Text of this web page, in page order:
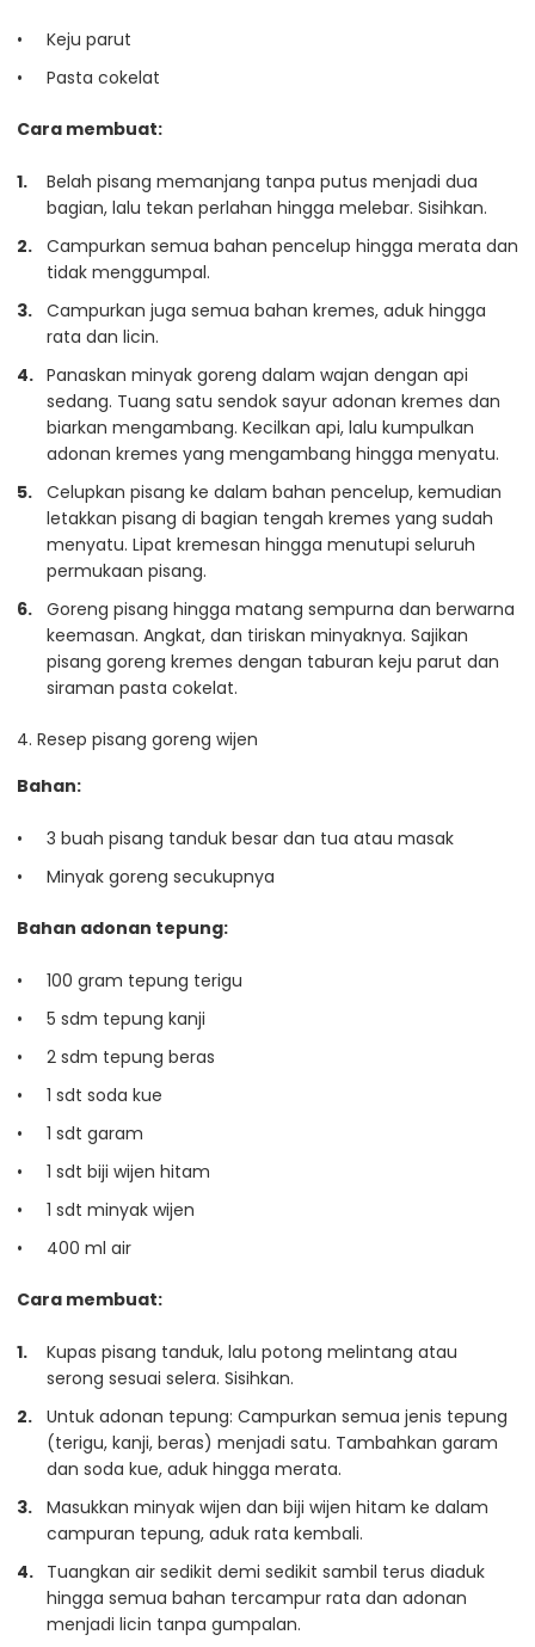
Keju parut
Pasta cokelat
Cara membuat:
Belah pisang memanjang tanpa putus menjadi dua
bagian, lalu tekan perlahan hingga melebar. Sisihkan.
Campurkan semua bahan pencelup hingga merata dan
tidak menggumpal.
Campurkan juga semua bahan kremes, aduk hingga
rata dan licin.
Panaskan minyak goreng dalam wajan dengan api
sedang. Tuang satu sendok sayur adonan kremes dan
biarkan mengambang. Kecilkan api, lalu kumpulkan
adonan kremes yang mengambang hingga menyatu.
Celupkan pisang ke dalam bahan pencelup, kemudian
letakkan pisang di bagian tengah kremes yang sudah
menyatu. Lipat kremesan hingga menutupi seluruh
permukaan pisang.
Goreng pisang hingga matang sempurna dan berwarna
keemasan. Angkat, dan tiriskan minyaknya. Sajikan
pisang goreng kremes dengan taburan keju parut dan
siraman pasta cokelat.
4. Resep pisang goreng wijen
Bahan:
3 buah pisang tanduk besar dan tua atau masak
Minyak goreng secukupnya
Bahan adonan tepung:
100 gram tepung terigu
5 sdm tepung kanji
2 sdm tepung beras
1 sdt soda kue
1 sdt garam
1 sdt biji wijen hitam
1 sdt minyak wijen
400 ml air
Cara membuat:
Kupas pisang tanduk, lalu potong melintang atau
serong sesuai selera. Sisihkan.
Untuk adonan tepung: Campurkan semua jenis tepung
(terigu, kanji, beras) menjadi satu. Tambahkan garam
dan soda kue, aduk hingga merata.
Masukkan minyak wijen dan biji wijen hitam ke dalam
campuran tepung, aduk rata kembali.
Tuangkan air sedikit demi sedikit sambil terus diaduk
hingga semua bahan tercampur rata dan adonan
menjadi licin tanpa gumpalan.